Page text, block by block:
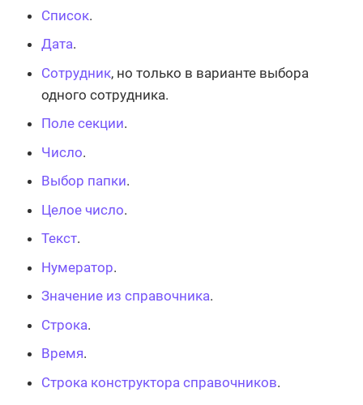
Список.
Дата.
Сотрудник, но только в варианте выбора
одного сотрудника.
Поле секции.
Число.
Выбор папки.
Целое число.
Текст.
Нумератор.
Значение из справочника.
Строка.
Время.
Строка конструктора справочников.